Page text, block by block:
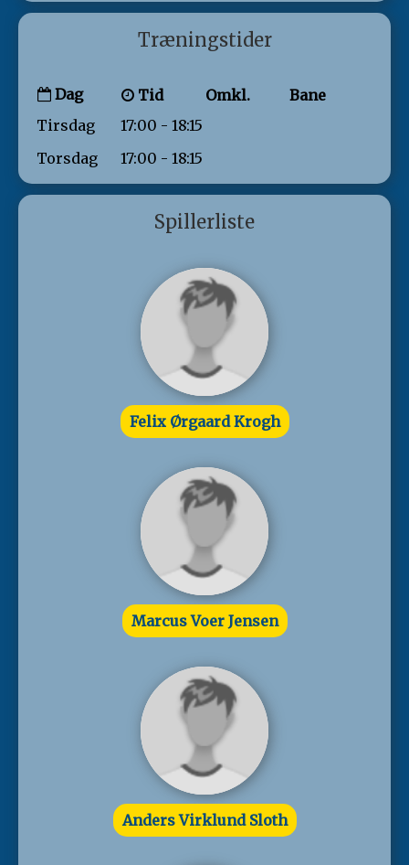
Træningstider
Dag Tid Omkl.
Bane
Tirsdag
17:00 - 18:15
Torsdag
17:00 - 18:15
Spillerliste
Felix Ørgaard Krogh
Marcus Voer Jensen
Anders Virklund Sloth